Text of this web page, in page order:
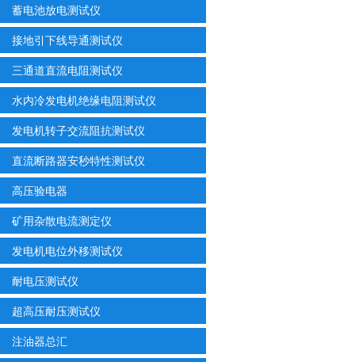
蓄电池放电测试仪
接地引下线导通测试仪
三通道直流电阻测试仪
水内冷发电机绝缘电阻测试仪
发电机转子交流阻抗测试仪
直流断路器安秒特性测试仪
高压验电器
矿用杂散电流测定仪
发电机电位外移测试仪
耐电压测试仪
超高压耐压测试仪
注油器总汇